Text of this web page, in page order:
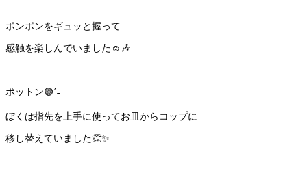
ポンポンをギュッと握って
感触を楽しんでいました☺️🎶
ポットン🟢ˊ˗
ぼくは指先を上手に使ってお皿からコップに
移し替えていました👏✨